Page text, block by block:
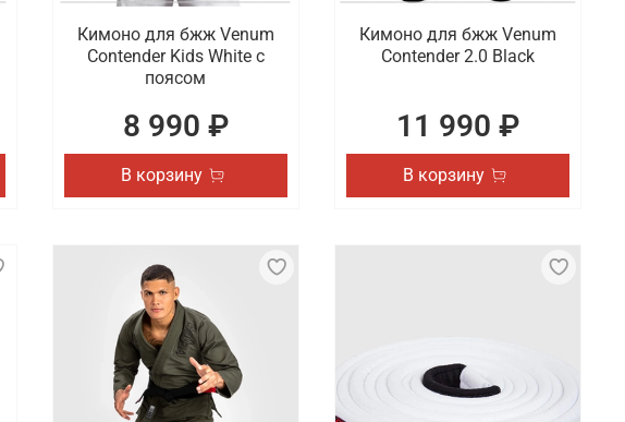
Кимоно для бжж Venum
Contender Kids White с
поясом
8 990 ₽
В корзину
Кимоно для бжж Venum
Contender 2.0 Black
11 990 ₽
В корзину